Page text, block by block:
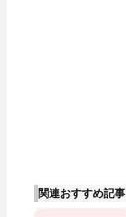
関連おすすめ記事